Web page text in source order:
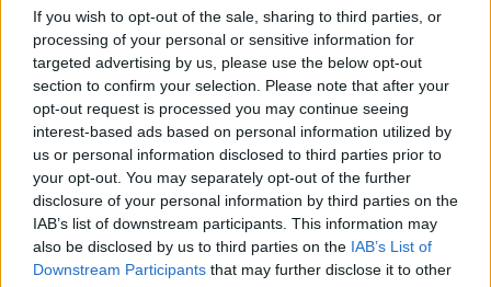
If you wish to opt-out of the sale, sharing to third parties, or
processing of your personal or sensitive information for
targeted advertising by us, please use the below opt-out
section to confirm your selection. Please note that after your
opt-out request is processed you may continue seeing
interest-based ads based on personal information utilized by
us or personal information disclosed to third parties prior to
your opt-out. You may separately opt-out of the further
disclosure of your personal information by third parties on the
IAB’s list of downstream participants. This information may
also be disclosed by us to third parties on the IAB’s List of
Downstream Participants that may further disclose it to other
Το εμπόριο της Κίνας με τον υπόλοιπο
κόσμοέχει επεκταθεί από την πρώτη θητεία
Τραμπ, καθώς προετοιμάστηκε για αυτό
ακριβώς που εκείνος είχε προειδοποιήσει:
περισσότερους δασμούς. Πέρυσι, απάντησε
στον Τραμπ με δασμούς αντιποίνων και
περιορισμούς στις εξαγωγές σπάνιων γαιών
απαραίτητων για τη σύγχρονη βιομηχανία. Η
Ουάσινγκτον επανήλθε στο τραπέζι των
διαπραγματεύσεωνκαι οι δασμοί μειώθηκαν.